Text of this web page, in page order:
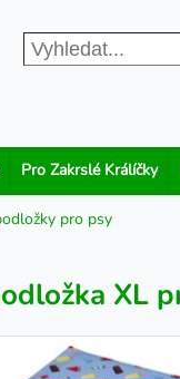
Pro Zakrslé Králíčky
pro psy
XL